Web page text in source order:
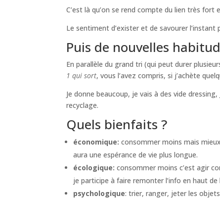
C’est là qu’on se rend compte du lien très
Le sentiment d’exister et de savourer
Puis de nouvelles
En parallèle du grand tri (qui peut durer
1 qui sort, vous l’avez compris, si j’achète
Je donne beaucoup, je vais à des vide
recyclage.
Quels bienfaits ?
économique: consommer moins mais
aura une espérance de vie plus longue.
écologique: consommer moins c’est agir
je participe à faire remonter l’info en haut
psychologique: trier, ranger, jeter les